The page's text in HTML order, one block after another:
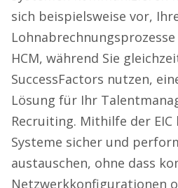
sich beispielsweise vor,
HCM, während Sie
SuccessFactors nutzen,
Lösung für Ihr
Recruiting. Mithilfe der EIC
Systeme sicher und
austauschen, ohne dass
Netzwerkkonfigurationen